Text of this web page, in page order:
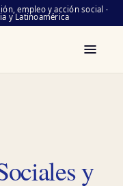
empleo y acción social ·
y Latinoamérica
y